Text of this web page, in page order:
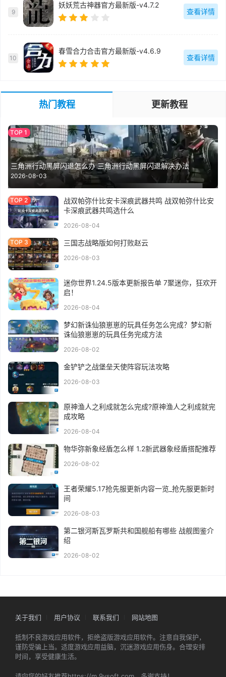
9
妖妖荒古神器官方最新版-v4.7.2
查看详情
10
春雪合力合击官方最新版-v4.6.9
查看详情
热门教程 更新教程
三角洲行动黑屏闪退怎么办 三角洲行动黑屏闪退解决办法
2026-08-03
战双帕弥什比安卡深痕武器共鸣 战双帕弥什比安
卡深痕武器共鸣选什么
2026-08-04
三国志战略版如何打败赵云
2026-08-03
迷你世界1.24.5版本更新报告单 7聚迷你，狂欢开
启！
2026-08-04
梦幻新诛仙狼崽崽的玩具任务怎么完成？梦幻新
诛仙狼崽崽的玩具任务完成方法
2026-08-02
金铲铲之战堡垒天使阵容玩法攻略
2026-08-03
原神渔人之利成就怎么完成?原神渔人之利成就完
成攻略
2026-08-04
物华弥新象经盾怎么样 1.2新武器象经盾搭配推荐
2026-08-02
王者荣耀5.17抢先服更新内容一览_抢先服更新时
间
2026-08-03
第二银河斯瓦罗斯共和国舰船有哪些 战舰图鉴介
绍
2026-08-02
关于我们 用户协议 联系我们 网站地图
抵制不良游戏应用软件，拒绝盗版游戏应用软件。注意自我保护，
谨防受骗上当。适度游戏应用益脑，沉迷游戏应用伤身。合理安排
时间，享受健康生活。